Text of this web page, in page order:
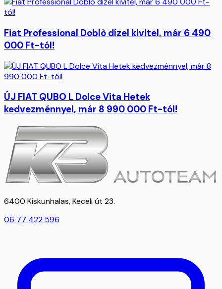
Fiat Professional Doblò dízel kivitel, már 6 490
000 Ft-tól!
ÚJ FIAT QUBO L Dolce Vita Hetek
kedvezménnyel, már 8 990 000 Ft-tól!
6400 Kiskunhalas, Keceli út 23.
06 77 422 596